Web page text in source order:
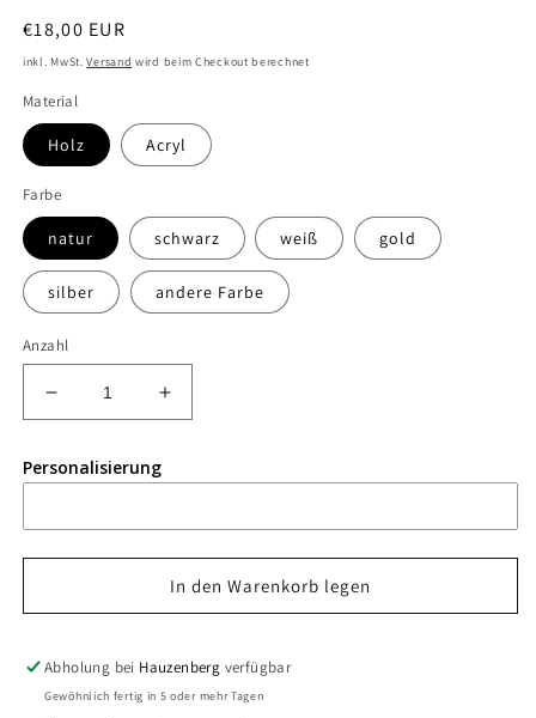
Normaler
Preis
€18,00 EUR
inkl. MwSt.Versand wird beim Checkout berechnet
Material
Holz Acryl
Farbe
natur schwarz weiß gold
silber andere Farbe
Anzahl
Verringere
die
für
Hochzeit
-
mit
Initialien
Erhöhe
die
für
Hochzeit
-
Controller
mit
Initialien
Personalisierung
In den Warenkorb legen
Abholung bei Hauzenberg verfügbar
Gewöhnlich fertig in 5 oder mehr Tagen